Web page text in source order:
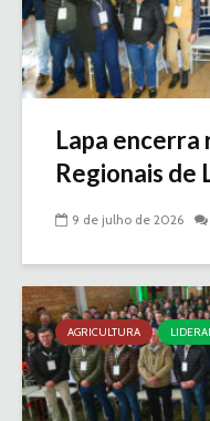
Lapa
Regionais de
9 de julho de 2026
AGRICULTURA